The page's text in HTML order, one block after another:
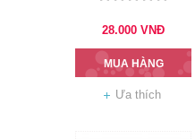
28.000 VNĐ
MUA HÀNG
Ưa thích